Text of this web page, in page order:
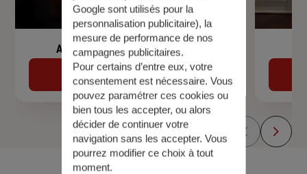
Assurance de prêt immobilier
Découvrir
Google sont utilisés pour la
personnalisation publicitaire), la
mesure de performance de nos
campagnes publicitaires.
Pour certains d’entre eux, votre
consentement est nécessaire. Vous
pouvez paramétrer ces cookies ou
bien tous les accepter, ou alors
décider de continuer votre
navigation sans les accepter. Vous
pourrez modifier ce choix à tout
moment.